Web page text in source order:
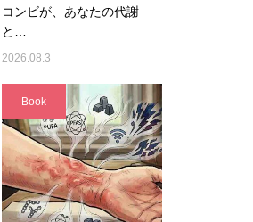
コンビが、あなたの代謝
と…
2026.08.3
Book